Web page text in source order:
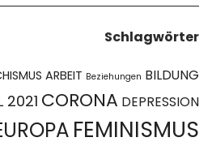
Schlagwörter
ARBEIT Beziehungen BILDUNG
2021 CORONA DEPRESSION
FEMINISMUS